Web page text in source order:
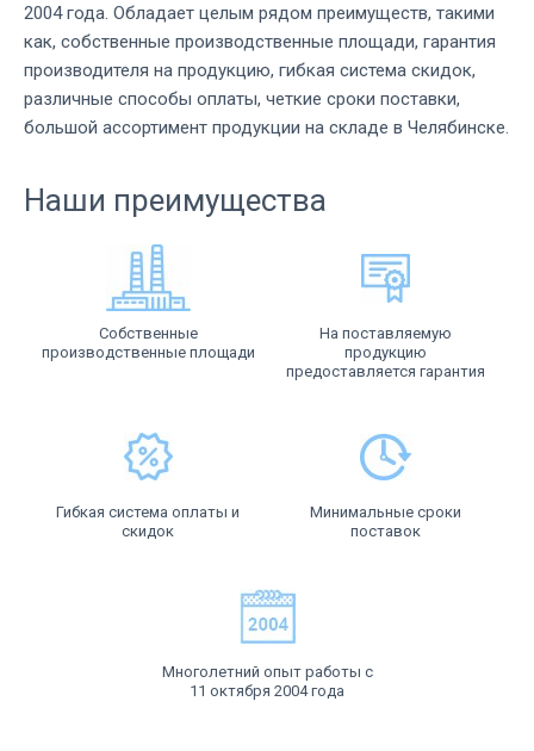
2004 года. Обладает целым рядом преимуществ, такими
как, собственные производственные площади, гарантия
производителя на продукцию, гибкая система скидок,
различные способы оплаты, четкие сроки поставки,
большой ассортимент продукции на складе в Челябинске.
Наши преимущества
Собственные
производственные площади
На поставляемую
продукцию
предоставляется гарантия
Гибкая система оплаты и
скидок
Минимальные сроки
поставок
Многолетний опыт работы с
11 октября 2004 года